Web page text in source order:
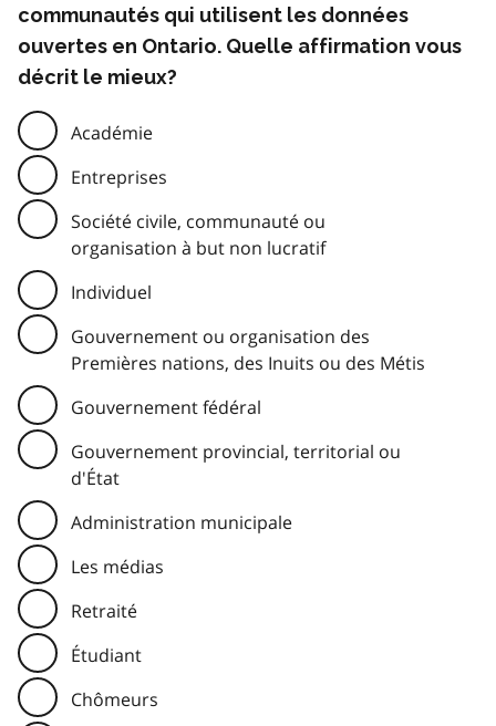
communautés qui utilisent les données
ouvertes en Ontario. Quelle affirmation vous
décrit le mieux?
Académie
Entreprises
Société civile, communauté ou
organisation à but non lucratif
Individuel
Gouvernement ou organisation des
Premières nations, des Inuits ou des Métis
Gouvernement fédéral
Gouvernement provincial, territorial ou
d'État
Administration municipale
Les médias
Retraité
Étudiant
Chômeurs